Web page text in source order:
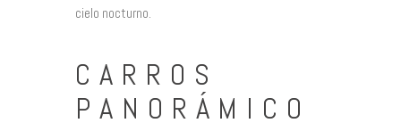
cielo nocturno.
CARROS
PANORÁMICO